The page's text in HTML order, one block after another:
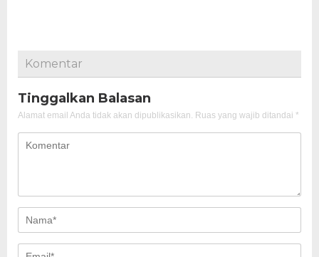
Komentar
Tinggalkan Balasan
Alamat email Anda tidak akan dipublikasikan. Ruas yang wajib ditandai *